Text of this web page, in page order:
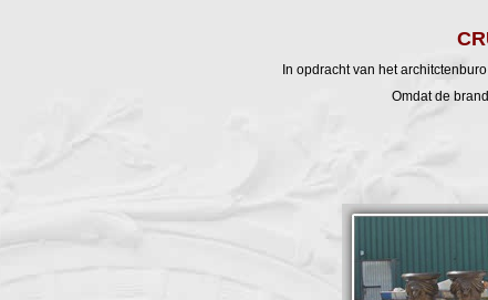
In opdracht van het
Omdat de